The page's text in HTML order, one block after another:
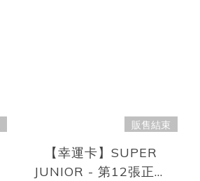
販售結束
【幸運卡】SUPER
JUNIOR - 第12張正規